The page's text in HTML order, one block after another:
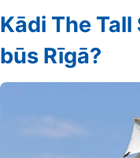
Kādi The
būs Rīgā?